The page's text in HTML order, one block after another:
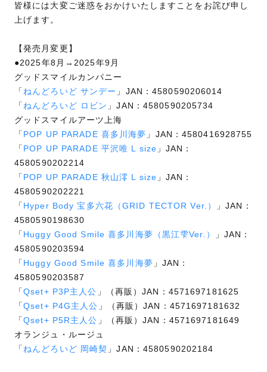
皆様には大変ご迷惑をおかけいたしますことをお詫び申し
上げます。
【発売月変更】
●2025年8月→2025年9月
グッドスマイルカンパニー
「 ねんどろいど サンデー 」JAN：4580590206014
「 ねんどろいど ロビン 」JAN：4580590205734
グッドスマイルアーツ上海
「 POP UP PARADE 喜多川海夢 」JAN：4580416928755
「 POP UP PARADE 平沢唯 L size 」JAN：
4580590202214
「 POP UP PARADE 秋山澪 L size 」JAN：
4580590202221
「 Hyper Body 宝多六花（GRID TECTOR Ver.）
」JAN：
4580590198630
「 Huggy Good Smile 喜多川海夢（黒江雫Ver.）
」JAN：
4580590203594
「 Huggy Good Smile 喜多川海夢 」JAN：
4580590203587
「Qset+ P3P主人公 」（再販）JAN：4571697181625
「Qset+ P4G主人公 」（再販）JAN：4571697181632
「Qset+ P5R主人公 」（再販）JAN：4571697181649
オランジュ・ルージュ
「 ねんどろいど 岡崎契 」JAN：4580590202184